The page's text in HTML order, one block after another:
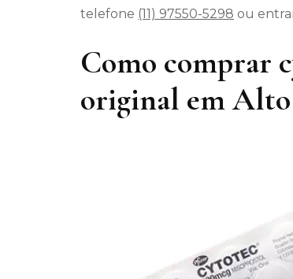
telefone (11) 97550-5298 ou
Como comprar
original em